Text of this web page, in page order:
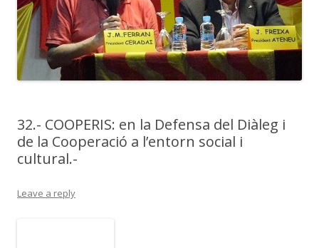
32.- COOPERIS: en la Defensa del Diàleg i
de la Cooperació a l’entorn social i
cultural.-
Leave a reply